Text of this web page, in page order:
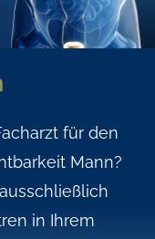
für den
Mann?
in Ihrem